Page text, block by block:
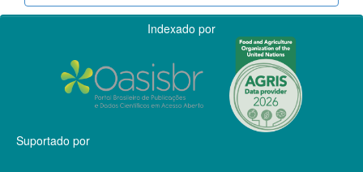
Indexado por
Suportado por